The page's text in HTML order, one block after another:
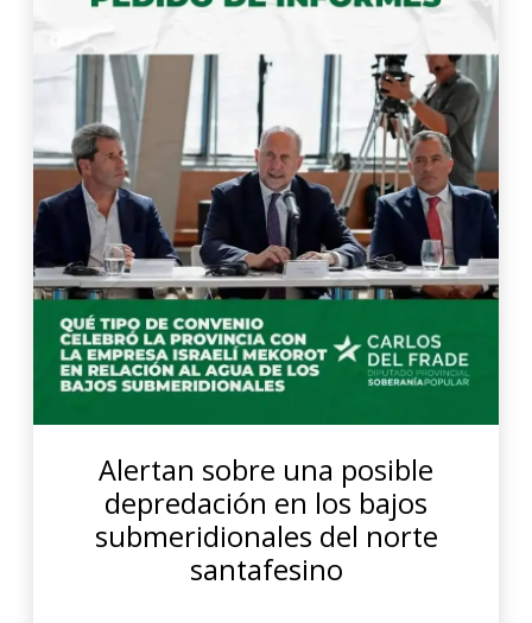
Alertan sobre una posible
depredación en los bajos
submeridionales del norte
santafesino